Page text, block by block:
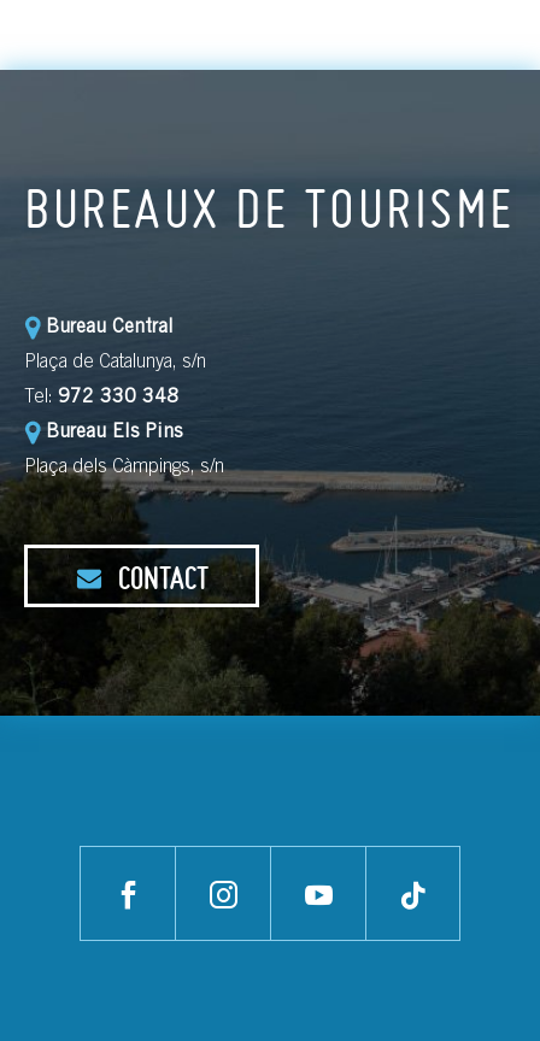
BUREAUX DE TOURISME
Bureau Central
Plaça de Catalunya, s/n
Tel: 972 330 348
Bureau Els Pins
Plaça dels Càmpings, s/n
CONTACT